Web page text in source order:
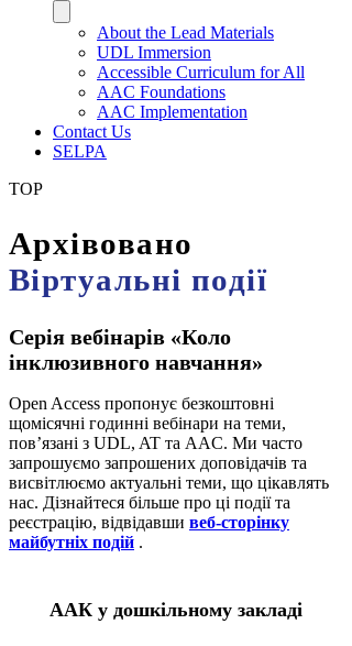
About the Lead Materials
UDL Immersion
Accessible Curriculum for All
AAC Foundations
AAC Implementation
Contact Us
SELPA
TOP
Архівовано
Віртуальні події
Серія вебінарів «Коло
інклюзивного навчання»
Open Access пропонує безкоштовні
щомісячні годинні вебінари на теми,
пов’язані з UDL, AT та AAC. Ми часто
запрошуємо запрошених доповідачів та
висвітлюємо актуальні теми, що цікавлять
нас. Дізнайтеся більше про ці події та
реєстрацію, відвідавши веб-сторінку
майбутніх подій .
ААК у дошкільному закладі